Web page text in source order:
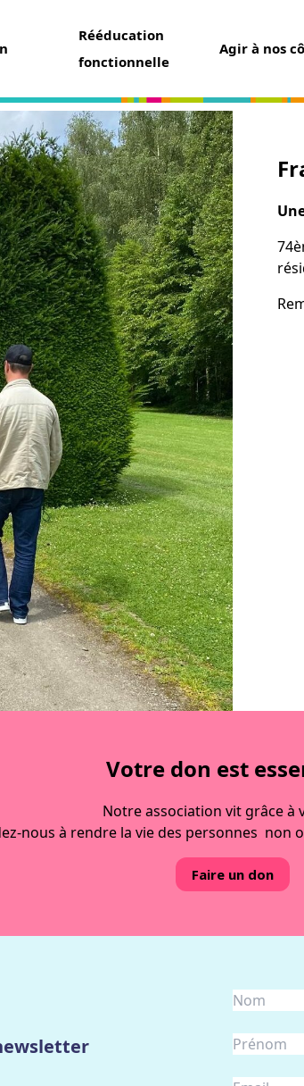
Rééducation
fonctionnelle
Agir à nos
aider
un don
et assurance vie
une collecte
un futur chien guide
famille d’accueil
bénévole
savoir
la série
contacter
Votre don est
Notre association vit grâce à
nous à rendre la vie des personnes non
Faire un don